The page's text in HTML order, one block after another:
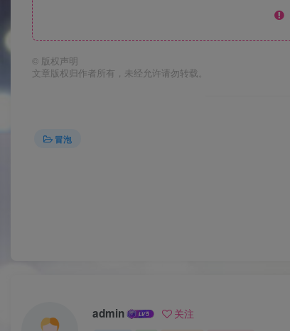
© 版权声明
文章版权归作者所有，未经允许请勿转载。
冒泡
admin 关注